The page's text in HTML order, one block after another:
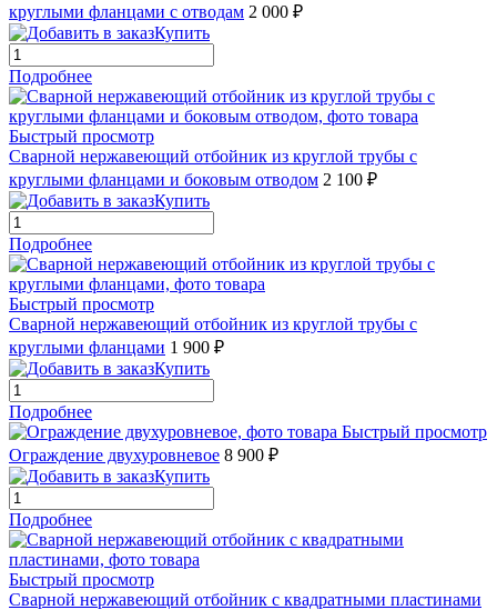
круглыми фланцами с отводам 2 000 ₽
Купить
Подробнее
Быстрый просмотр
Сварной нержавеющий отбойник из круглой трубы с
круглыми фланцами и боковым отводом 2 100 ₽
Купить
Подробнее
Быстрый просмотр
Сварной нержавеющий отбойник из круглой трубы с
круглыми фланцами 1 900 ₽
Купить
Подробнее
Быстрый просмотр
Ограждение двухуровневое 8 900 ₽
Купить
Подробнее
Быстрый просмотр
Сварной нержавеющий отбойник с квадратными пластинами